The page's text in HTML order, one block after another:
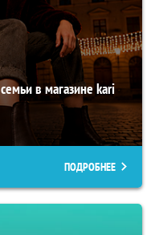
в магазине kari
ПОДРОБНЕЕ